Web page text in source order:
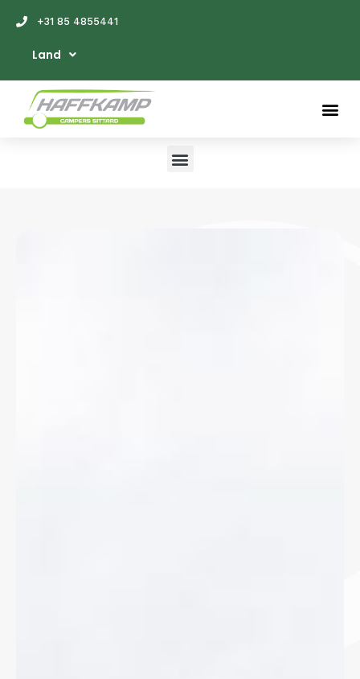
+31 85 4855441
Land